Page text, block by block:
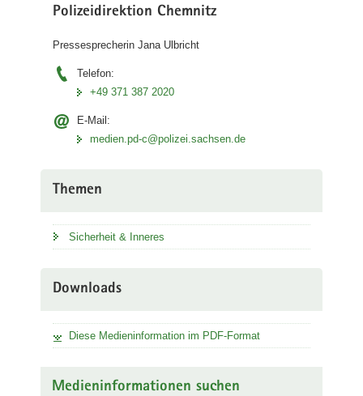
Polizeidirektion Chemnitz
Pressesprecherin Jana Ulbricht
Telefon:
+49 371 387 2020
E-Mail:
medien.pd-c@polizei.sachsen.de
Themen
Sicherheit & Inneres
Downloads
Diese Medieninformation im PDF-Format
Medieninformationen suchen